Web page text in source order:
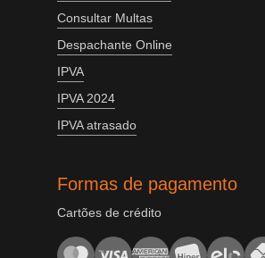
Consultar Multas
Despachante Online
IPVA
IPVA 2024
IPVA atrasado
Formas de pagamento
Cartões de crédito